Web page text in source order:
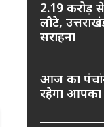
2.19 करोड़
लौटे,
सराहना
आज का
रहेगा आपका